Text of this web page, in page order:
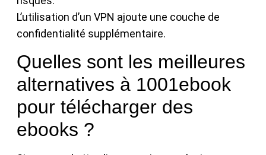
L’utilisation d’un VPN ajoute une couche de
confidentialité supplémentaire.
Quelles sont les meilleures
alternatives à 1001ebook
pour télécharger des
ebooks ?